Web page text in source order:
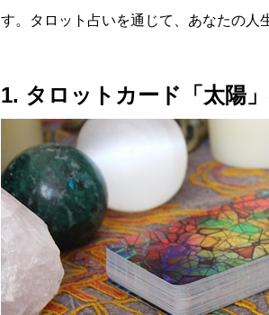
す。タロット占いを通じて、あなたの人
1. タロットカード「太陽